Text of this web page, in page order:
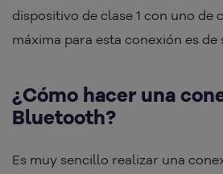
dispositivo de clase 1 con uno de
máxima para esta conexión es de
¿Cómo hacer una
Bluetooth?
Es muy sencillo realizar una